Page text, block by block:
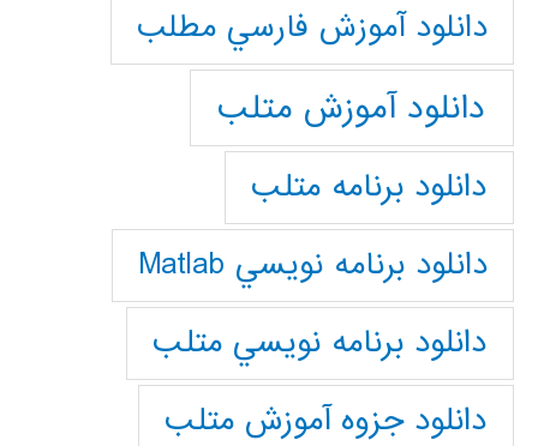
دانلود آموزش فارسي مطلب
دانلود آموزش متلب
دانلود برنامه متلب
دانلود برنامه نويسي Matlab
دانلود برنامه نويسي متلب
دانلود جزوه آموزش متلب